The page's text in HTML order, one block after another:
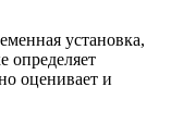
установка,
определяет
оценивает и